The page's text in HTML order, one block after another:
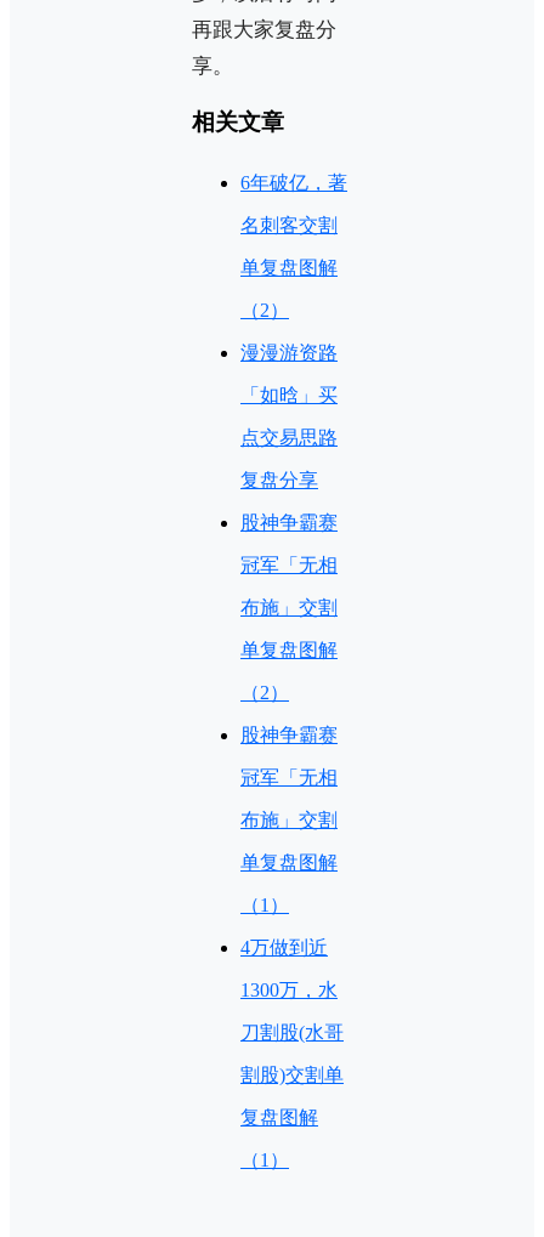
再跟大家复盘分
享。
相关文章
6年破亿，著
名刺客交割
单复盘图解
（2）
漫漫游资路
「如晗」买
点交易思路
复盘分享
股神争霸赛
冠军「无相
布施」交割
单复盘图解
（2）
股神争霸赛
冠军「无相
布施」交割
单复盘图解
（1）
4万做到近
1300万，水
刀割股(水哥
割股)交割单
复盘图解
（1）